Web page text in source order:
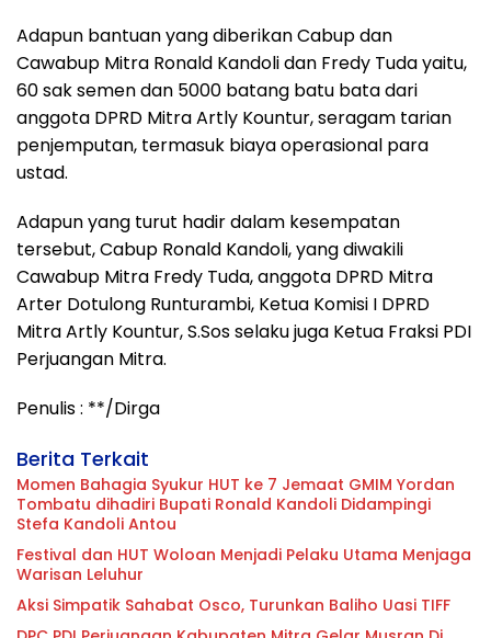
Adapun bantuan yang diberikan Cabup dan
Cawabup Mitra Ronald Kandoli dan Fredy Tuda yaitu,
60 sak semen dan 5000 batang batu bata dari
anggota DPRD Mitra Artly Kountur, seragam tarian
penjemputan, termasuk biaya operasional para
ustad.
Adapun yang turut hadir dalam kesempatan
tersebut, Cabup Ronald Kandoli, yang diwakili
Cawabup Mitra Fredy Tuda, anggota DPRD Mitra
Arter Dotulong Runturambi, Ketua Komisi I DPRD
Mitra Artly Kountur, S.Sos selaku juga Ketua Fraksi PDI
Perjuangan Mitra.
Penulis : **/Dirga
Berita Terkait
Momen Bahagia Syukur HUT ke 7 Jemaat GMIM Yordan
Tombatu dihadiri Bupati Ronald Kandoli Didampingi
Stefa Kandoli Antou
Festival dan HUT Woloan Menjadi Pelaku Utama Menjaga
Warisan Leluhur
Aksi Simpatik Sahabat Osco, Turunkan Baliho Uasi TIFF